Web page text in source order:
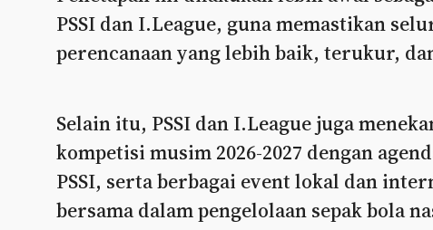
PSSI dan I.League, guna memastikan
perencanaan yang lebih baik, terukur,
Selain itu, PSSI dan I.League juga
kompetisi musim 2026-2027 dengan
PSSI, serta berbagai event lokal dan
bersama dalam pengelolaan sepak bola